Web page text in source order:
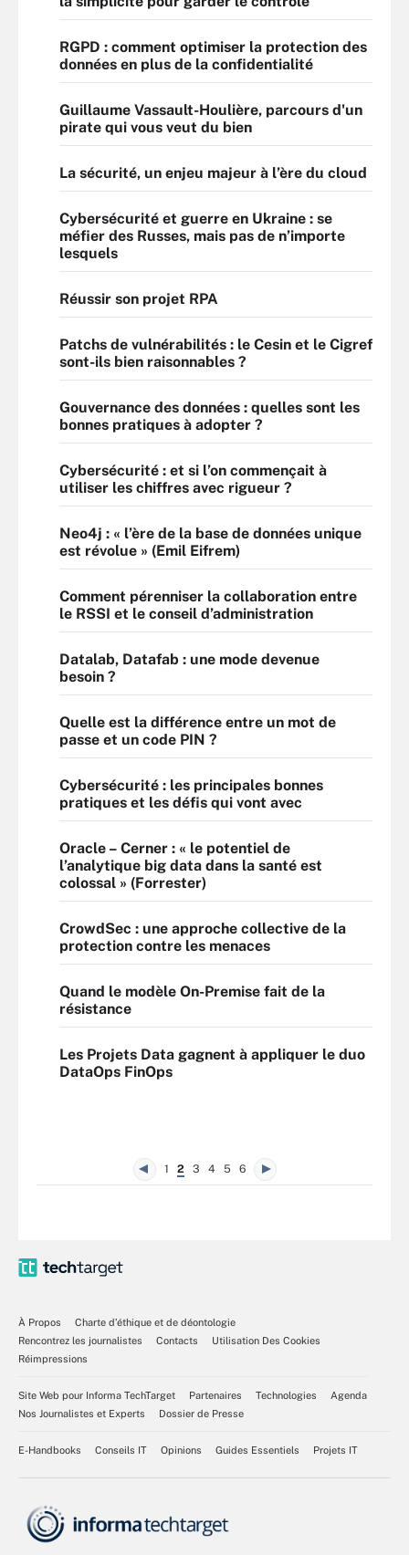
RGPD : comment optimiser la protection des
données en plus de la confidentialité
Guillaume Vassault-Houlière, parcours d'un
pirate qui vous veut du bien
La sécurité, un enjeu majeur à l’ère du cloud
Cybersécurité et guerre en Ukraine : se
méfier des Russes, mais pas de n’importe
lesquels
Réussir son projet RPA
Patchs de vulnérabilités : le Cesin et le Cigref
sont-ils bien raisonnables ?
Gouvernance des données : quelles sont les
bonnes pratiques à adopter ?
Cybersécurité : et si l’on commençait à
utiliser les chiffres avec rigueur ?
Neo4j : « l’ère de la base de données unique
est révolue » (Emil Eifrem)
Comment pérenniser la collaboration entre
le RSSI et le conseil d’administration
Datalab, Datafab : une mode devenue
besoin ?
Quelle est la différence entre un mot de
passe et un code PIN ?
Cybersécurité : les principales bonnes
pratiques et les défis qui vont avec
Oracle – Cerner : « le potentiel de
l’analytique big data dans la santé est
colossal » (Forrester)
CrowdSec : une approche collective de la
protection contre les menaces
Quand le modèle On-Premise fait de la
résistance
Les Projets Data gagnent à appliquer le duo
DataOps FinOps
1 2 3 4 5 6
À Propos
Charte d’éthique et de déontologie
Rencontrez les journalistes
Contacts
Utilisation Des Cookies
Réimpressions
Site Web pour Informa TechTarget Partenaires Technologies
Agenda
Nos Journalistes et Experts
Dossier de Presse
E-Handbooks Conseils IT Opinions Guides Essentiels Projets IT